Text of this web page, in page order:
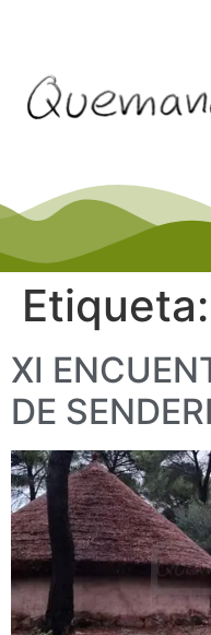
Etiqueta:
XI
DE